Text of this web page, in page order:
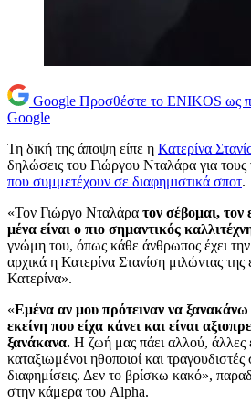
Google Προσθέστε το ENIKOS ως
Google
Τη δική της άποψη είπε η Κατερίνα
δηλώσεις του Γιώργου Νταλάρα για τους
που συμμετέχουν σε διαφημιστικά σποτ.
«Τον Γιώργο Νταλάρα τον σέβομαι,
μένα είναι ο πιο σημαντικός
γνώμη του, όπως κάθε άνθρωπος έχει
αρχικά η Κατερίνα Στανίση μιλώντας
Κατερίνα».
«Εμένα αν μου πρότειναν να
εκείνη που είχα κάνει και είναι
ξανάκανα. Η ζωή μας πάει αλλού, άλλες
καταξιωμένοι ηθοποιοί και
διαφημίσεις. Δεν το βρίσκω κακό»,
στην κάμερα του Alpha.